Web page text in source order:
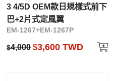
3 4/5D OEM款日規樣式前下
巴+2片式定風翼
EM-1267+EM-1267P
$4,000 $3,600 TWD